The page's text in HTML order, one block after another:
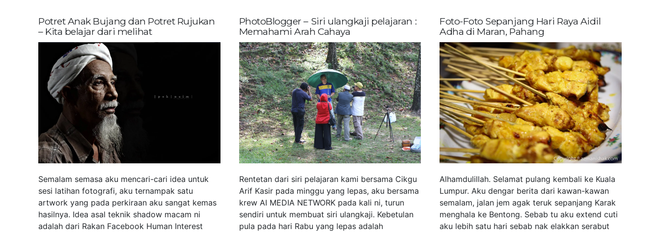
Potret Anak Bujang dan Potret Rujukan
– Kita belajar dari melihat
Semalam semasa aku mencari-cari idea untuk
sesi latihan fotografi, aku ternampak satu
artwork yang pada perkiraan aku sangat kemas
hasilnya. Idea asal teknik shadow macam ni
adalah dari Rakan Facebook Human Interest
PhotoBlogger – Siri ulangkaji pelajaran :
Memahami Arah Cahaya
Rentetan dari siri pelajaran kami bersama Cikgu
Arif Kasir pada minggu yang lepas, aku bersama
krew AI MEDIA NETWORK pada kali ni, turun
sendiri untuk membuat siri ulangkaji. Kebetulan
pula pada hari Rabu yang lepas adalah
Foto-Foto Sepanjang Hari Raya Aidil
Adha di Maran, Pahang
Alhamdulillah. Selamat pulang kembali ke Kuala
Lumpur. Aku dengar berita dari kawan-kawan
semalam, jalan jem agak teruk sepanjang Karak
menghala ke Bentong. Sebab tu aku extend cuti
aku lebih satu hari sebab nak elakkan serabut